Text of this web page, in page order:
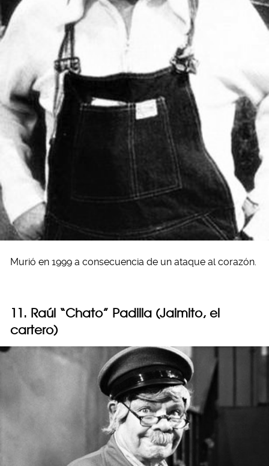
Murió en 1999 a consecuencia de un ataque al corazón.
11. Raúl “Chato” Padilla (Jaimito, el
cartero)